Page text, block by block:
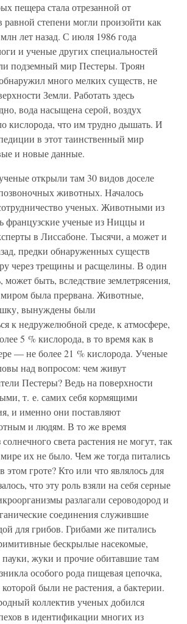
пещера стала отрезанной от
степени могли произойти как
лет назад. С июля 1986 года
и ученые других специальностей
подземный мир Пестеры. Троян
много мелких существ, не
Земли. Работать здесь
вода насыщена серой, воздух
кислорода, что им трудно дышать. И
в этот таинственный мир
и новые данные.
открыли там 30 видов доселе
животных. Началось
ученых. Животными из
французские ученые из Ниццы и
в Лиссабоне. Тысячи, а может и
предки обнаруженных существ
через трещины и расщелины. В один
быть, вследствие землетрясения,
была прервана. Животные,
вынуждены были
к недружелюбной среде, к атмосфере,
5 % кислорода, в то время как в
— не более 21 % кислорода. Ученые
над вопросом: чем живут
Пестеры? Ведь на поверхности
т. е. самих себя кормящими
и именно они поставляют
и людям. В то же время
света растения не могут, так
их не было. Чем же тогда питались
этом гроте? Кто или что являлось для
что эту роль взяли на себя серные
разлагали сероводород и
соединения служившие
для грибов. Грибами же питались
бескрылые насекомые,
жуки и прочие обитавшие там
особого рода пищевая цепочка,
были не растения, а бактерии.
коллектив ученых добился
в идентификации многих из